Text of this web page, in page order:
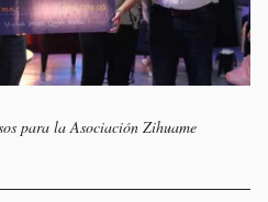
para la Asociación Zihuame